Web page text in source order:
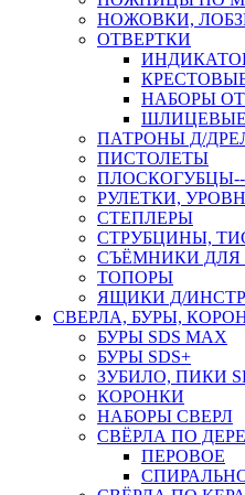
НОЖОВКИ,
ОТВЕРТКИ
НАБОРЫ
ШЛИЦЕВЫЕ
ПАТРОНЫ Д/
ПИСТОЛЕТЫ
РУЛЕТКИ,
СТЕПЛЕРЫ
СТРУБЦИНЫ,
СЪЁМНИКИ ДЛЯ
ТОПОРЫ
ЯЩИКИ Д/
СВЕРЛА, БУРЫ,
БУРЫ SDS MAX
БУРЫ SDS+
ЗУБИЛО, ПИКИ
КОРОНКИ
НАБОРЫ СВЕРЛ
СВЁРЛА ПО
ПЕРОВОЕ